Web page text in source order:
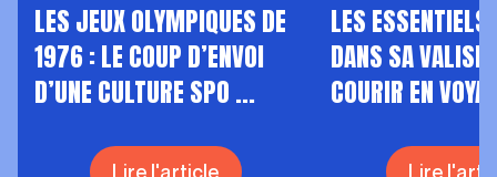
LES JEUX OLYMPIQUES DE
1976 : LE COUP D’ENVOI
D’UNE CULTURE SPO ...
Lire l'article
LES
DANS SA VALISE
COURIR EN
Lire